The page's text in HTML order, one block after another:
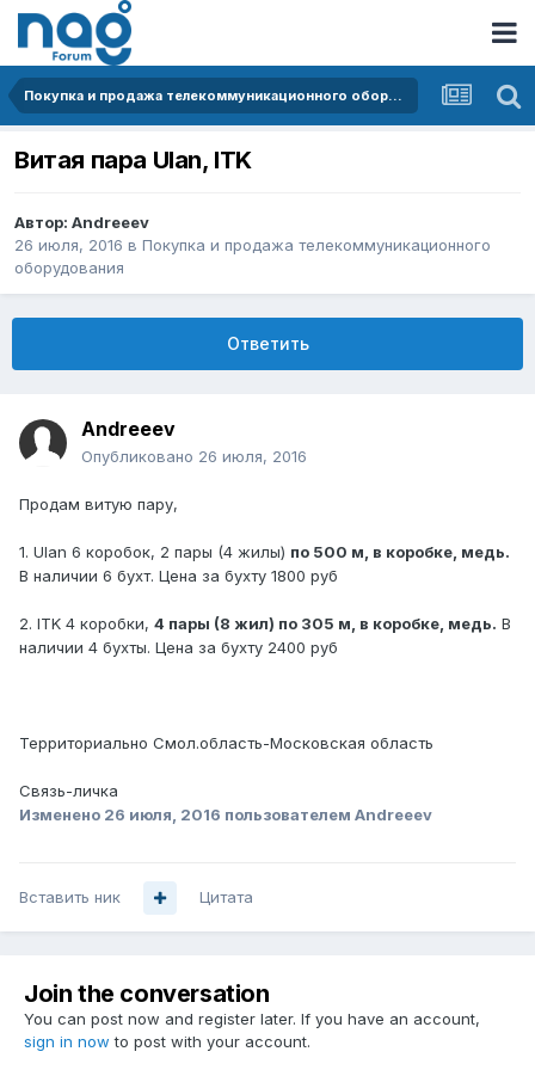
Покупка и продажа телекоммуникационного оборудования
Витая пара Ulan, ITK
Автор: Andreeev
26 июля, 2016 в Покупка и продажа телекоммуникационного
оборудования
Ответить
Andreeev
Опубликовано 26 июля, 2016
Продам витую пару,
1. Ulan 6 коробок, 2 пары (4 жилы) по 500 м, в коробке, медь.
В наличии 6 бухт. Цена за бухту 1800 руб
2. ITK 4 коробки, 4 пары (8 жил) по 305 м, в коробке, медь. В
наличии 4 бухты. Цена за бухту 2400 руб
Территориально Смол.область-Московская область
Связь-личка
Изменено 26 июля, 2016 пользователем Andreeev
Вставить ник Цитата
Join the conversation
You can post now and register later. If you have an account,
sign in now to post with your account.